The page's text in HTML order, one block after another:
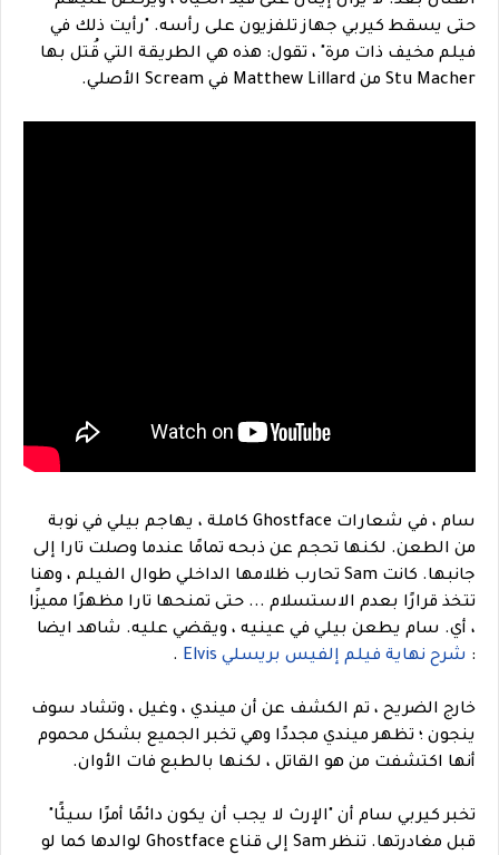
حتى يسقط كيربي جهاز تلفزيون على رأسه. "رأيت ذلك في
فيلم مخيف ذات مرة" ، تقول: هذه هي الطريقة التي قُتل بها
Stu Macher من Matthew Lillard في Scream الأصلي.
سام ، في شعارات Ghostface كاملة ، يهاجم بيلي في نوبة
من الطعن. لكنها تحجم عن ذبحه تمامًا عندما وصلت تارا إلى
جانبها. كانت Sam تحارب ظلامها الداخلي طوال الفيلم ، وهنا
تتخذ قرارًا بعدم الاستسلام ... حتى تمنحها تارا مظهرًا مميزًا
، أي. سام يطعن بيلي في عينيه ، ويقضي عليه. شاهد ايضا
: شرح نهاية فيلم إلفيس بريسلي Elvis .
خارج الضريح ، تم الكشف عن أن ميندي ، وغيل ، وتشاد سوف
ينجون ؛ تظهر ميندي مجددًا وهي تخبر الجميع بشكل محموم
أنها اكتشفت من هو القاتل ، لكنها بالطبع فات الأوان.
تخبر كيربي سام أن "الإرث لا يجب أن يكون دائمًا أمرًا سيئًا"
قبل مغادرتها. تنظر Sam إلى قناع Ghostface لوالدها كما لو